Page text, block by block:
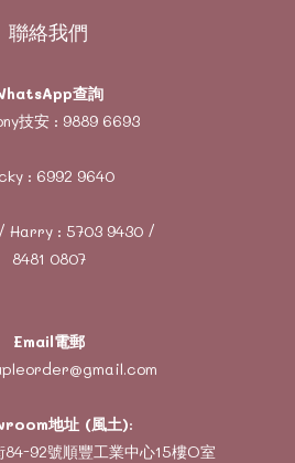
聯絡我們
查詢
技安 : 9889 6693
: 6992 9640
Harry : 5703 9430/
8481 0807
Email電郵
地址 (風土):
84-92號順豐工業中心15樓O室